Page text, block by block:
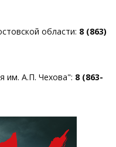
области: 8 (863)
им. А.П. Чехова": 8 (863-